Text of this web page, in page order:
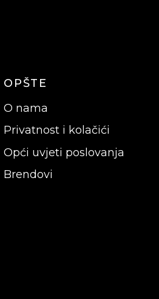
OPŠTE
O nama
Privatnost i kolačići
Opći uvjeti poslovanja
Brendovi